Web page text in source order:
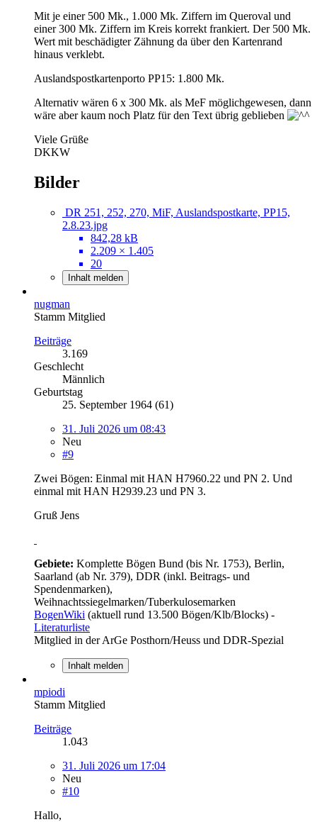
Mit je einer 500 Mk., 1.000 Mk. Ziffern im Queroval und
einer 300 Mk. Ziffern im Kreis korrekt frankiert. Der 500 Mk.
Wert mit beschädigter Zähnung da über den Kartenrand
hinaus verklebt.
Auslandspostkartenporto PP15: 1.800 Mk.
Alternativ wären 6 x 300 Mk. als MeF möglichgewesen, dann
wäre aber kaum noch Platz für den Text übrig geblieben
Viele Grüße
DKKW
Bilder
DR 251, 252, 270, MiF, Auslandspostkarte, PP15,
2.8.23.jpg
842,28 kB
2.209 × 1.405
20
Inhalt melden
nugman
Stamm Mitglied
Beiträge
3.169
Geschlecht
Männlich
Geburtstag
25. September 1964 (61)
31. Juli 2026 um 08:43
Neu
#9
Zwei Bögen: Einmal mit HAN H7960.22 und PN 2. Und
einmal mit HAN H2939.23 und PN 3.
Gruß Jens
Gebiete: Komplette Bögen Bund (bis Nr. 1753), Berlin,
Saarland (ab Nr. 379), DDR (inkl. Beitrags- und
Spendenmarken),
Weihnachtssiegelmarken/Tuberkulosemarken
BogenWiki (aktuell rund 13.500 Bögen/Klb/Blocks) -
Literaturliste
Mitglied in der ArGe Posthorn/Heuss und DDR-Spezial
Inhalt melden
mpiodi
Stamm Mitglied
Beiträge
1.043
31. Juli 2026 um 17:04
Neu
#10
Hallo,